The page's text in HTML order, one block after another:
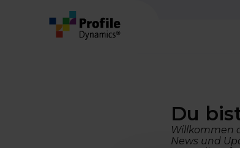
T:036 - 54 65 243
office@profiledynamics.nl
Du
Willkommen
News und